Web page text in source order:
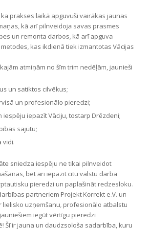
prakses laikā apguvuši vairākas jaunas
kā arī pilnveidoja savas prasmes
un remonta darbos, kā arī apguva
kas ikdienā tiek izmantotas Vācijas
atmiņām no šīm trim nedēļām, jaunieši
un satiktos cilvēkus;
un profesionālo pieredzi;
iespēju iepazīt Vāciju, tostarp Drēzdeni;
sajūtu;
vidi.
sniedza iespēju ne tikai pilnveidot
bet arī iepazīt citu valstu darba
pieredzi un paplašināt redzesloku.
partneriem Projekt Korrekt e.V. un
lielisko uzņemšanu, profesionālo atbalstu
iegūt vērtīgu pieredzi
Šī ir jauna un daudzsološa sadarbība, kuru